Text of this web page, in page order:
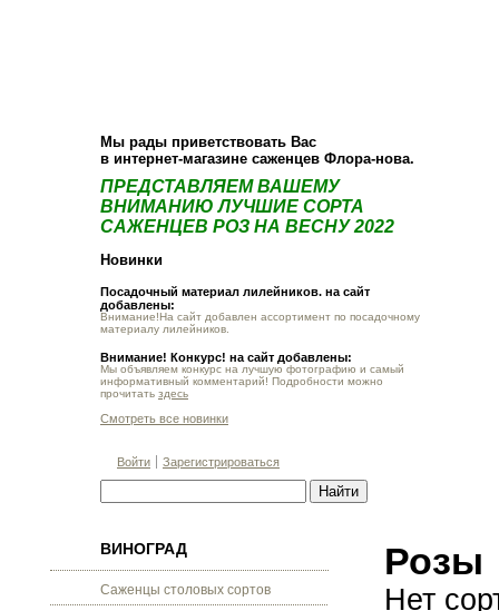
Мы рады приветствовать Вас
в интернет-магазине саженцев Флора-нова.
ПРЕДСТАВЛЯЕМ ВАШЕМУ
ВНИМАНИЮ ЛУЧШИЕ СОРТА
САЖЕНЦЕВ РОЗ НА ВЕСНУ 2022
Новинки
Посадочный материал лилейников. на сайт
добавлены:
Внимание!На сайт добавлен ассортимент по посадочному
материалу лилейников.
Внимание! Конкурс! на сайт добавлены:
Мы объявляем конкурс на лучшую фотографию и самый
информативный комментарий! Подробности можно
прочитать здесь
Смотреть все новинки
Войти Зарегистрироваться
ВИНОГРАД
Саженцы столовых сортов
Розы
Нет